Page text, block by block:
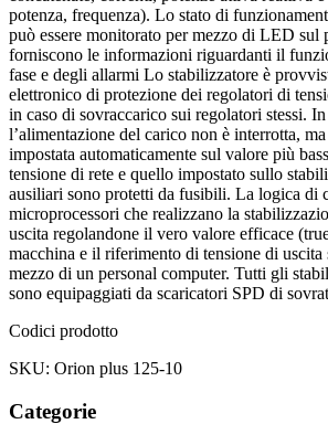
potenza, frequenza). Lo stato di
può essere monitorato per mezzo di LED sul
forniscono le informazioni riguardanti il
fase e degli allarmi Lo stabilizzatore è
elettronico di protezione dei regolatori di
in caso di sovraccarico sui regolatori stessi.
l’alimentazione del carico non è interrotta,
impostata automaticamente sul valore più
tensione di rete e quello impostato sullo
ausiliari sono protetti da fusibili. La logica di
microprocessori che realizzano la
uscita regolandone il vero valore efficace
macchina e il riferimento di tensione di
mezzo di un personal computer. Tutti gli
sono equipaggiati da scaricatori SPD di
Codici prodotto
SKU: Orion plus 125-10
Categorie